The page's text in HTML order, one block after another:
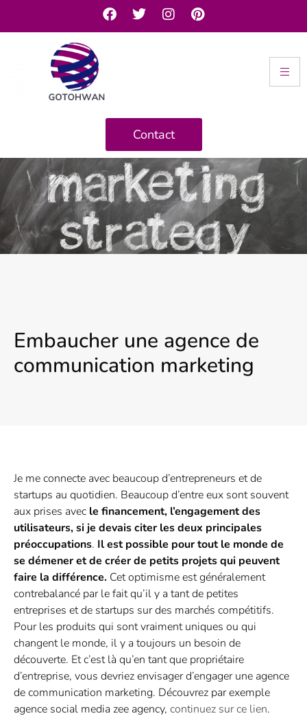
Contact
Embaucher une agence de
communication marketing
Je me connecte avec beaucoup d’entrepreneurs et de
startups au quotidien. Beaucoup d’entre eux sont souvent
aux prises avec le financement, l’engagement des
utilisateurs, si je devais citer les deux principales
préoccupations. Il est possible pour tout le monde de
se démener et de créer de petits projets qui peuvent
faire la différence. Cet optimisme est généralement
contrebalancé par le fait qu’il y a tant de petites
entreprises et de startups sur des marchés compétitifs.
Pour les produits qui sont vraiment uniques ou qui
changent le monde, il y a toujours un besoin de
découverte. Et c’est là qu’en tant que propriétaire
d’entreprise, vous devriez envisager d’engager une agence
de communication marketing. Découvrez par exemple
agence social media zee agency, continuez sur ce lien.